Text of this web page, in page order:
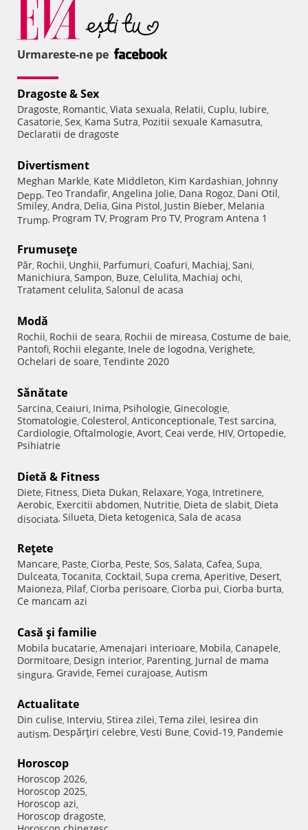
Urmareste-ne pe
Dragoste & Sex
Dragoste, Romantic, Viata sexuala, Relatii, Cuplu, Iubire,
Casatorie, Sex, Kama Sutra, Pozitii sexuale Kamasutra,
Declaratii de dragoste
Divertisment
Meghan Markle, Kate Middleton, Kim Kardashian, Johnny
Depp, Teo Trandafir, Angelina Jolie, Dana Rogoz, Dani Otil,
Smiley, Andra, Delia, Gina Pistol, Justin Bieber, Melania
Trump, Program TV, Program Pro TV, Program Antena 1
Frumuseţe
Păr, Rochii, Unghii, Parfumuri, Coafuri, Machiaj, Sani,
Manichiura, Sampon, Buze, Celulita, Machiaj ochi,
Tratament celulita, Salonul de acasa
Modă
Rochii, Rochii de seara, Rochii de mireasa, Costume de baie,
Pantofi, Rochii elegante, Inele de logodna, Verighete,
Ochelari de soare, Tendinte 2020
Sănătate
Sarcina, Ceaiuri, Inima, Psihologie, Ginecologie,
Stomatologie, Colesterol, Anticonceptionale, Test sarcina,
Cardiologie, Oftalmologie, Avort, Ceai verde, HIV, Ortopedie,
Psihiatrie
Dietă & Fitness
Diete, Fitness, Dieta Dukan, Relaxare, Yoga, Intretinere,
Aerobic, Exercitii abdomen, Nutritie, Dieta de slabit, Dieta
disociata, Silueta, Dieta ketogenica, Sala de acasa
Reţete
Mancare, Paste, Ciorba, Peste, Sos, Salata, Cafea, Supa,
Dulceata, Tocanita, Cocktail, Supa crema, Aperitive, Desert,
Maioneza, Pilaf, Ciorba perisoare, Ciorba pui, Ciorba burta,
Ce mancam azi
Casă şi familie
Mobila bucatarie, Amenajari interioare, Mobila, Canapele,
Dormitoare, Design interior, Parenting, Jurnal de mama
singura, Gravide, Femei curajoase, Autism
Actualitate
Din culise, Interviu, Stirea zilei, Tema zilei, Iesirea din
autism, Despărţiri celebre, Vesti Bune, Covid-19, Pandemie
Horoscop
Horoscop 2026,
Horoscop 2025,
Horoscop azi,
Horoscop dragoste,